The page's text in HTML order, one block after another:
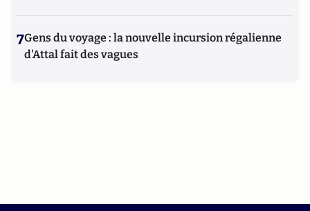
7Gens du voyage : la nouvelle incursion régalienne
d'Attal fait des vagues